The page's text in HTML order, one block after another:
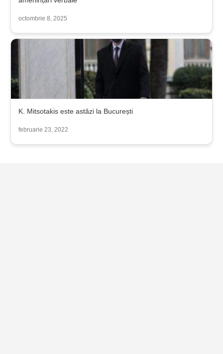
octombrie 8, 2025
K. Mitsotakis este astăzi la București
februarie 23, 2022